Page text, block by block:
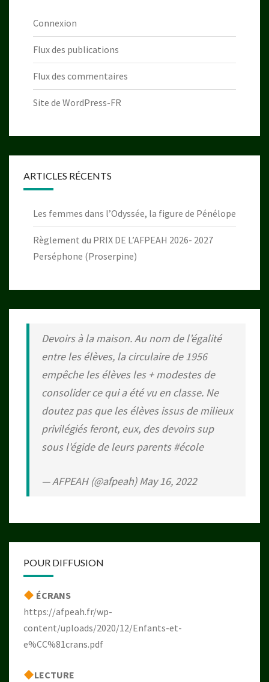
Connexion
Flux des publications
Flux des commentaires
Site de WordPress-FR
ARTICLES RÉCENTS
Les femmes dans l’Odyssée, la figure de Pénélope
Règlement du PRIX DE L’AFPEAH 2026- 2027
Perséphone (Proserpine)
Devoirs à la maison. Au nom de l’égalité
entre les élèves, la circulaire de 1956
empêche les élèves les + modestes de
consolider ce qui a été vu en classe. Ne
doutez pas que les élèves issus de milieux
privilégiés feront, eux, des devoirs sup
sous l'égide de leurs parents#école
— AFPEAH (@afpeah)May 16, 2022
POUR DIFFUSION
ÉCRANS
https://afpeah.fr/wp-
content/uploads/2020/12/Enfants-et-
e%CC%81crans.pdf
LECTURE